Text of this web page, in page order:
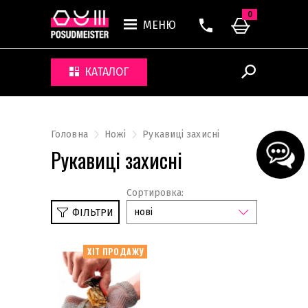
МЕНЮ
КАТАЛОГ
0
Головна Ножі Рукавиці захисні
Рукавиці захисні
Сортировка:
нові
ФІЛЬТРИ
Набори ножів без підставки
Набори ножів на підставці
Ножі для стейку та гриля
ХІТ ПРОДАЖУ